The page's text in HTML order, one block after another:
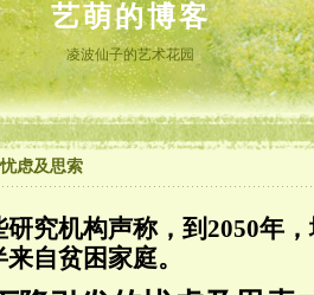
艺萌的博客
凌波仙子的艺术花园
虑及思索
究机构声称，到2050年
自贫困家庭。